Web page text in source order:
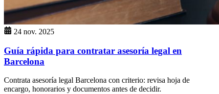
24 nov. 2025
Guía rápida para contratar asesoría legal en
Barcelona
Contrata asesoría legal Barcelona con criterio: revisa hoja de
encargo, honorarios y documentos antes de decidir.